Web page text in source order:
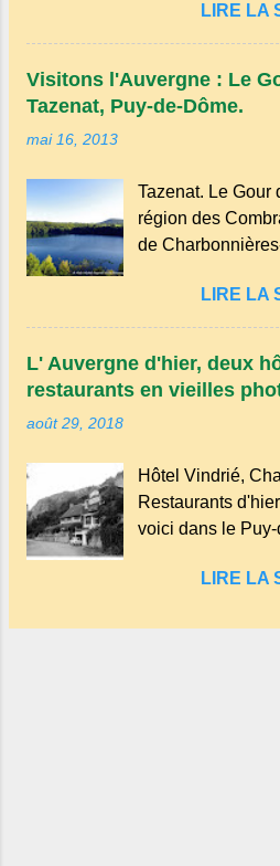
y ajouter du
pommes ou des
pourrait être
pascada , qui
trouve un site
deux ermitages
dit "le Bost" sur
un des plus
dresse dans les
moindre rayon
Bien entouré de
d'art sacré, d'un
cela dans un
LIRE LA
Visitons l'Auvergne : Le
Tazenat, Puy-de-Dôme.
mai 16, 2013
Tazenat. Le
région des
de
(cratère
: le Lac de
premier et le
des Puys qui en
En Auvergne
Longtemps
et en forme
entrailles de la
LIRE LA
L' Auvergne d'hier, deux
restaurants en vieilles
août 29, 2018
Hôtel Vindrié,
Restaurants
voici dans le
commune de
fritures, ses
LIRE LA